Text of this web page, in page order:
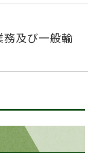
及び一般輸